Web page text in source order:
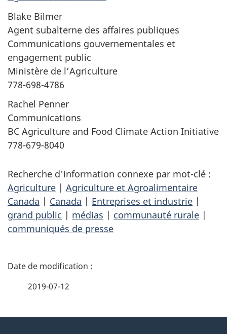
Blake Bilmer
Agent subalterne des affaires publiques
Communications gouvernementales et
engagement public
Ministère de l’Agriculture
778-698-4786
Rachel Penner
Communications
BC Agriculture and Food Climate Action Initiative
778-679-8040
Recherche d'information connexe par mot-clé :
Agriculture | Agriculture et Agroalimentaire
Canada | Canada | Entreprises et industrie |
grand public | médias | communauté rurale |
communiqués de presse
D
2019-07-12